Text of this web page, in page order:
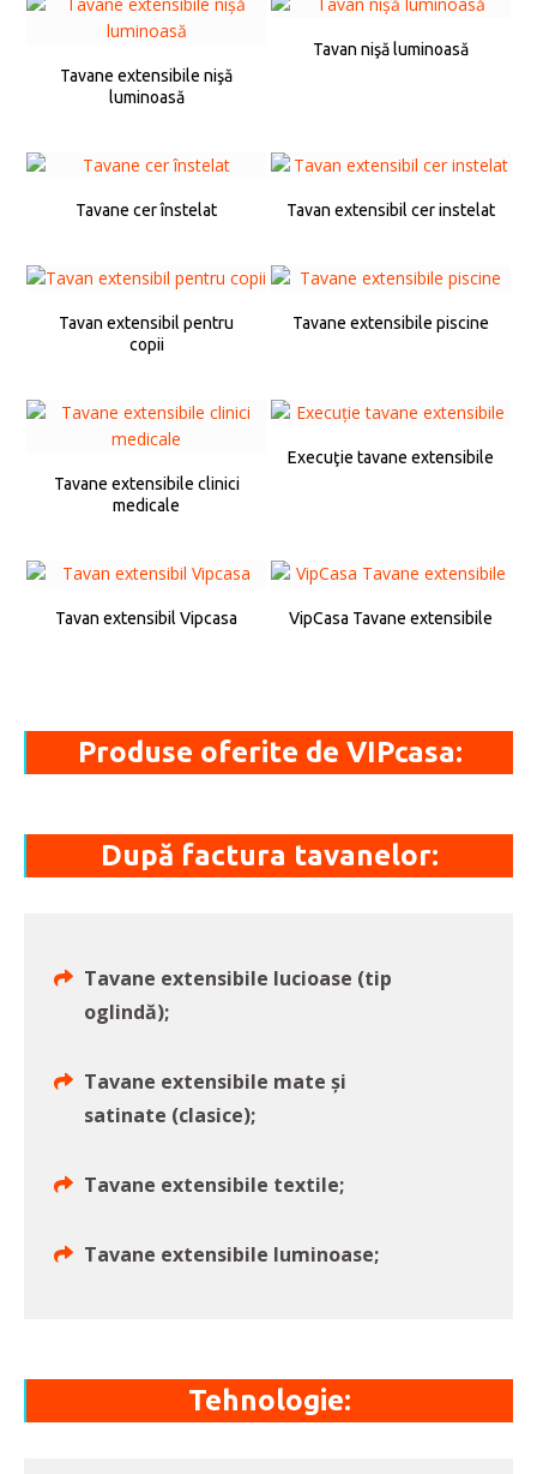
Tavane extensibile nişă
luminoasă
Tavan nişă luminoasă
Tavane cer înstelat Tavan extensibil cer instelat
Tavan extensibil pentru
copii
Tavane extensibile piscine
Tavane extensibile clinici
medicale
Execuţie tavane extensibile
Tavan extensibil Vipcasa VipCasa Tavane extensibile
Produse oferite de VIPcasa:
După factura tavanelor:
Tavane extensibile lucioase (tip
oglindă);
Tavane extensibile mate și
satinate (clasice);
Tavane extensibile textile;
Tavane extensibile luminoase;
Tehnologie: